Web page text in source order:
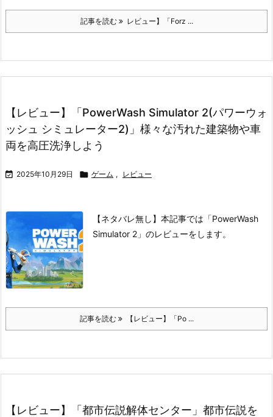
記事を読む レビュー】「Forz ...
【レビュー】「PowerWash Simulator 2(パワーウォ
ッシュ シミュレーター2)」様々な汚れた建築物や車
両を高圧洗浄しよう
 2025年10月29日  ゲーム , レビュー
【ネタバレ無し】本記事では「PowerWash
Simulator 2」のレビューをします。
記事を読む 【レビュー】「Po ...
【レビュー】「都市伝説解体センター」都市伝説を